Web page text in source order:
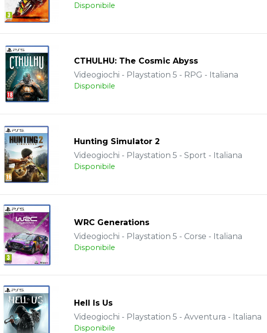
Disponibile
CTHULHU: The Cosmic Abyss
Videogiochi - Playstation 5 - RPG - Italiana
Disponibile
Hunting Simulator 2
Videogiochi - Playstation 5 - Sport - Italiana
Disponibile
WRC Generations
Videogiochi - Playstation 5 - Corse - Italiana
Disponibile
Hell Is Us
Videogiochi - Playstation 5 - Avventura - Italiana
Disponibile